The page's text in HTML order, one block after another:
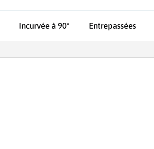
Incurvée à 90° Entrepassées